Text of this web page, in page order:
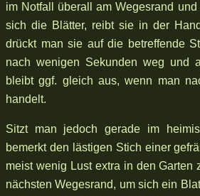
im Notfall überall am Wegesrand
sich die Blätter, reibt sie in der
drückt man sie auf die betreffende
nach wenigen Sekunden weg und
bleibt ggf. gleich aus, wenn man
handelt.
Sitzt man jedoch gerade im
bemerkt den lästigen Stich einer
meist wenig Lust extra in den Garten
nächsten Wegesrand, um sich ein